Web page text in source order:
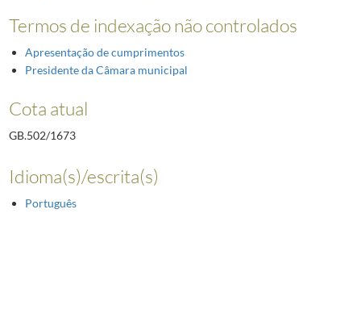
Termos de indexação não controlados
Apresentação de cumprimentos
Presidente da Câmara municipal
Cota atual
GB.502/1673
Idioma(s)/escrita(s)
Português